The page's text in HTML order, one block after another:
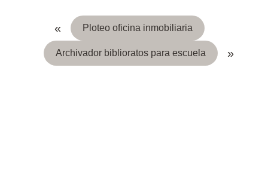
« Ploteo oficina inmobiliaria
Archivador biblioratos para escuela »